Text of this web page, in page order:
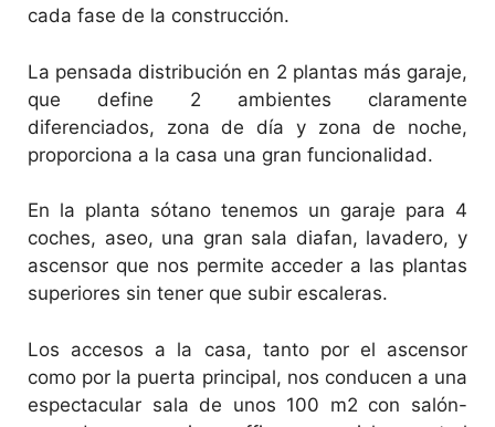
cada fase de la construcción.
La pensada distribución en 2 plantas más garaje,
que define 2 ambientes claramente
diferenciados, zona de día y zona de noche,
proporciona a la casa una gran funcionalidad.
En la planta sótano tenemos un garaje para 4
coches, aseo, una gran sala diafan, lavadero, y
ascensor que nos permite acceder a las plantas
superiores sin tener que subir escaleras.
Los accesos a la casa, tanto por el ascensor
como por la puerta principal, nos conducen a una
espectacular sala de unos 100 m2 con salón-